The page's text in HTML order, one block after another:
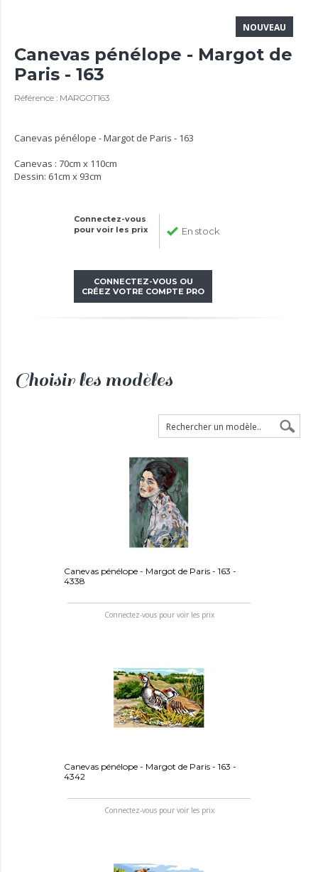
NOUVEAU
Canevas pénélope - Margot de
Paris - 163
Référence : MARGOT163
Canevas pénélope - Margot de Paris - 163
Canevas : 70cm x 110cm
Dessin: 61cm x 93cm
Connectez-vous
pour voir les prix
En stock
CONNECTEZ-VOUS OU
CRÉEZ VOTRE COMPTE PRO
Choisir les modèles
Canevas pénélope - Margot de Paris - 163 -
4338
Connectez-vous pour voir les prix
Canevas pénélope - Margot de Paris - 163 -
4342
Connectez-vous pour voir les prix